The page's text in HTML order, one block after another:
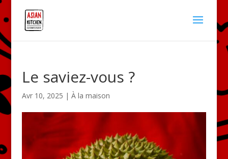
Le saviez-vous ?
Avr 10, 2025 | À la maison